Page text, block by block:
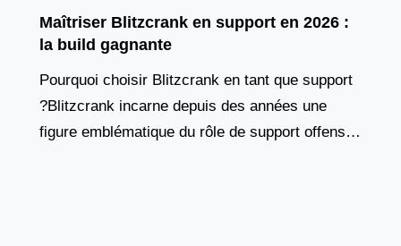
Maîtriser Blitzcrank en support en 2026 :
la build gagnante
Pourquoi choisir Blitzcrank en tant que support
?Blitzcrank incarne depuis des années une
figure emblématique du rôle de support offensif.